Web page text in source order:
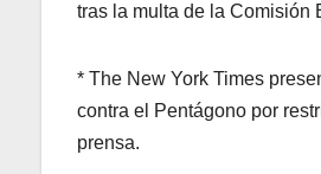
tras la multa de la Comisión
* The New York Times
contra el Pentágono por
prensa.